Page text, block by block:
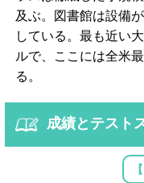
及ぶ。図書館は設備
している。最も近い
ルで、ここには全米
る。
成績とテスト